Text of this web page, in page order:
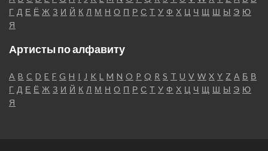
Г Д Е Ё Ж З И Й К Л М Н О П Р С Т У Ф Х Ц Ч Щ Ш Ы Э Ю
Я
Артисты по алфавиту
A B C D E F G H I J K L M N O P Q R S T U V W X Y Z А Б В
Г Д Е Ё Ж З И Й К Л М Н О П Р С Т У Ф Х Ц Ч Щ Ш Ы Э Ю
Я